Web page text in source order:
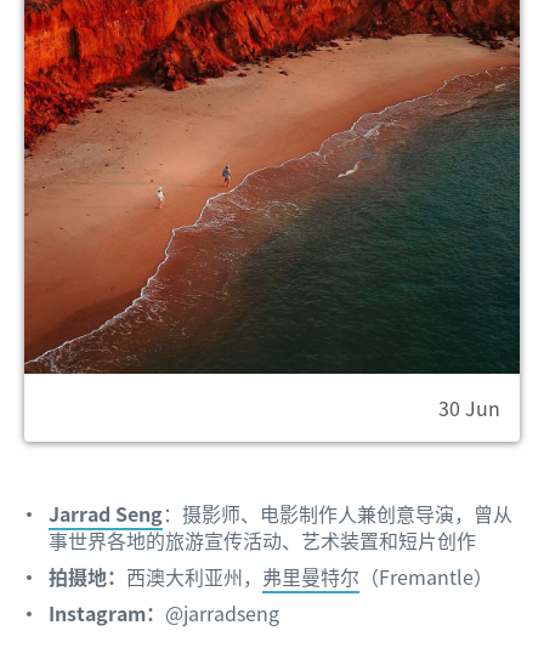
30 Jun
Jarrad Seng：摄影师、电影制作人兼创意导演，曾从
事世界各地的旅游宣传活动、艺术装置和短片创作
拍摄地： 西澳大利亚州， 弗里曼特尔 （Fremantle）
Instagram： @jarradseng